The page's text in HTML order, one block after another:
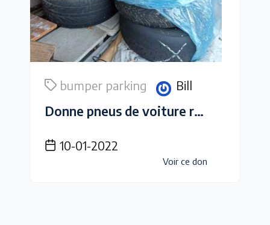
bumper parking Bill
Donne pneus de voiture racing ou tourisme
10-01-2022
Voir ce don